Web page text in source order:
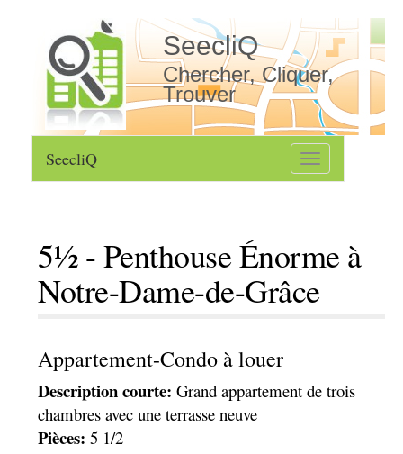
SeecliQ
Chercher, Cliquer,
Trouver
Toggle
navigation
SeecliQ
5½ - Penthouse Énorme à
Notre-Dame-de-Grâce
Appartement-Condo à louer
Description courte: Grand appartement de trois
chambres avec une terrasse neuve
Pièces: 5 1/2